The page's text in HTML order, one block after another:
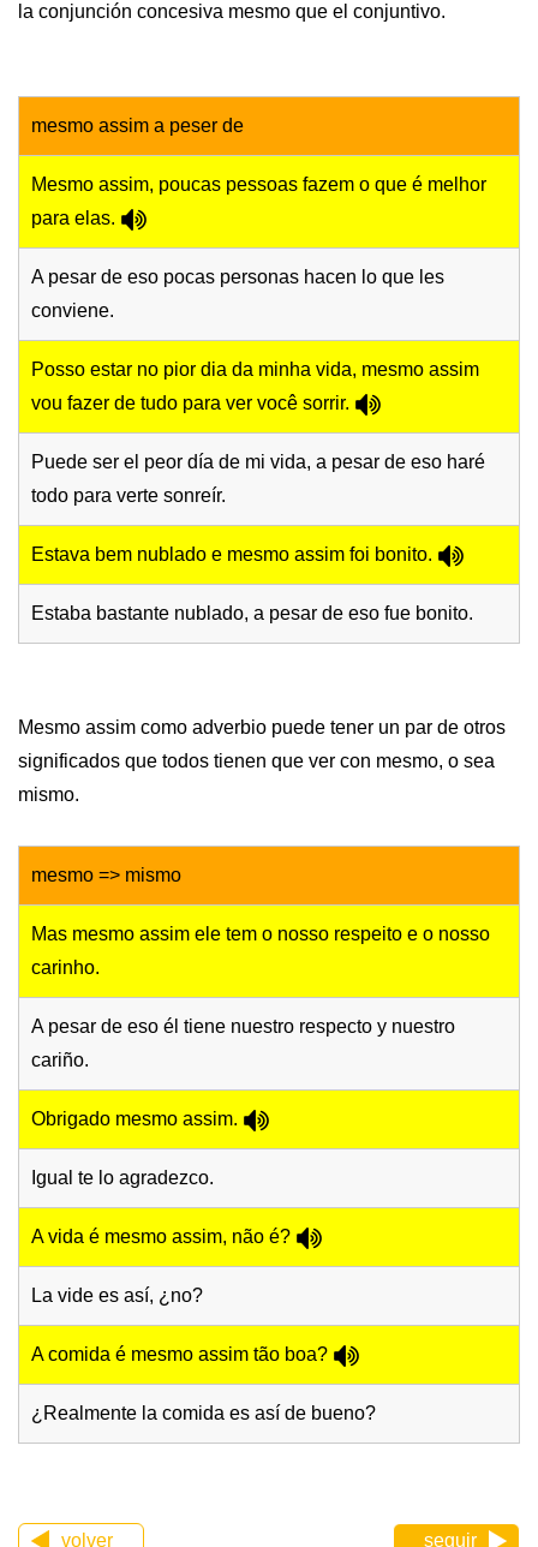
la conjunción concesiva mesmo que el conjuntivo.
mesmo assim a peser de
Mesmo assim, poucas pessoas fazem o que é melhor
para elas.
A pesar de eso pocas personas hacen lo que les
conviene.
Posso estar no pior dia da minha vida, mesmo assim
vou fazer de tudo para ver você sorrir.
Puede ser el peor día de mi vida, a pesar de eso haré
todo para verte sonreír.
Estava bem nublado e mesmo assim foi bonito.
Estaba bastante nublado, a pesar de eso fue bonito.
Mesmo assim como adverbio puede tener un par de otros
significados que todos tienen que ver con mesmo, o sea
mismo.
mesmo => mismo
Mas mesmo assim ele tem o nosso respeito e o nosso
carinho.
A pesar de eso él tiene nuestro respecto y nuestro
cariño.
Obrigado mesmo assim.
Igual te lo agradezco.
A vida é mesmo assim, não é?
La vide es así, ¿no?
A comida é mesmo assim tão boa?
¿Realmente la comida es así de bueno?
volver seguir